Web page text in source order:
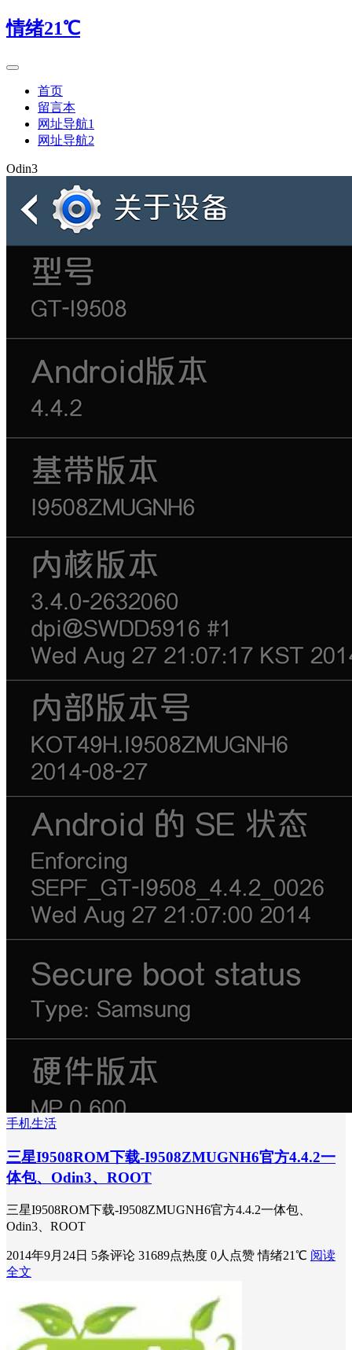
情绪21℃
首页
留言本
网址导航1
网址导航2
Odin3
手机生活
三星I9508ROM下载-I9508ZMUGNH6官方4.4.2一
体包、Odin3、ROOT
三星I9508ROM下载-I9508ZMUGNH6官方4.4.2一体包、
Odin3、ROOT
2014年9月24日 5条评论 31689点热度 0人点赞 情绪21℃ 阅读
全文